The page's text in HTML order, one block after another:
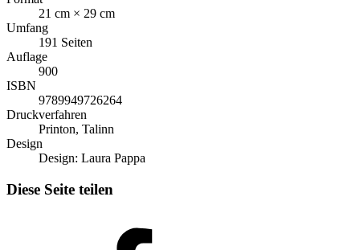
21 cm × 29 cm
Umfang
191 Seiten
Auflage
900
ISBN
9789949726264
Druckverfahren
Printon, Talinn
Design
Design: Laura Pappa
Diese Seite teilen